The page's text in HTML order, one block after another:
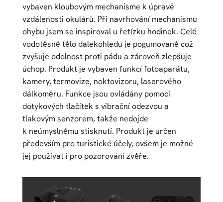
vybaven kloubovým mechanisme k úpravě
vzdálenosti okulárů. Při navrhování mechanismu
ohybu jsem se inspiroval u řetízku hodinek. Celé
vodotěsné tělo dalekohledu je pogumované což
zvyšuje odolnost proti pádu a zároveň zlepšuje
úchop. Produkt je vybaven funkcí fotoaparátu,
kamery, termovize, noktovizoru, laserového
dálkoměru. Funkce jsou ovládány pomocí
dotykových tlačítek s vibrační odezvou a
tlakovým senzorem, takže nedojde
k neúmyslnému stisknutí. Produkt je určen
především pro turistické účely, ovšem je možné
jej používat i pro pozorování zvěře.